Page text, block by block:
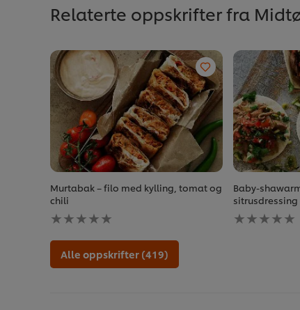
Relaterte oppskrifter fra
Murtabak – filo med kylling, tomat og
chili
Ingen
vurderinger
sendt
inn
for
Baby-
sitrusdressing
Ingen
vurderinger
Alle oppskrifter (419)